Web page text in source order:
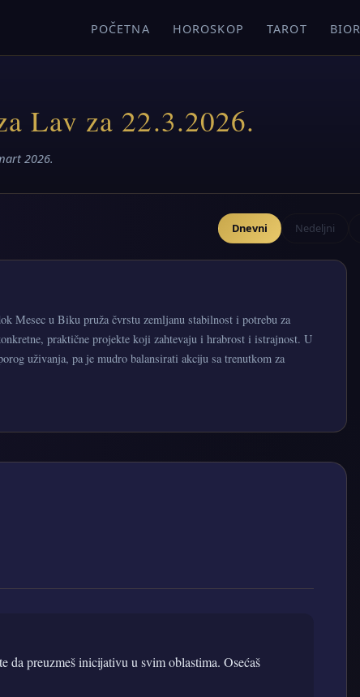
POČETNA HOROSKOP TAROT
Lav za 22.3.2026.
2026.
Dnevni Nedeljni
Mesec u Biku pruža čvrstu zemljanu stabilnost i potrebu za
praktične projekte koji zahtevaju i hrabrost i istrajnost. U
uživanja, pa je mudro balansirati akciju sa trenutkom za
da preuzmeš inicijativu u svim oblastima. Osećaš